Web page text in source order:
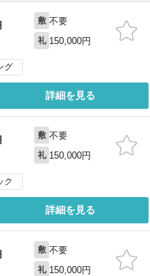
敷 不要
礼 150,000円
グ
詳細を見る
敷 不要
礼 150,000円
ク
詳細を見る
敷 不要
礼 150,000円